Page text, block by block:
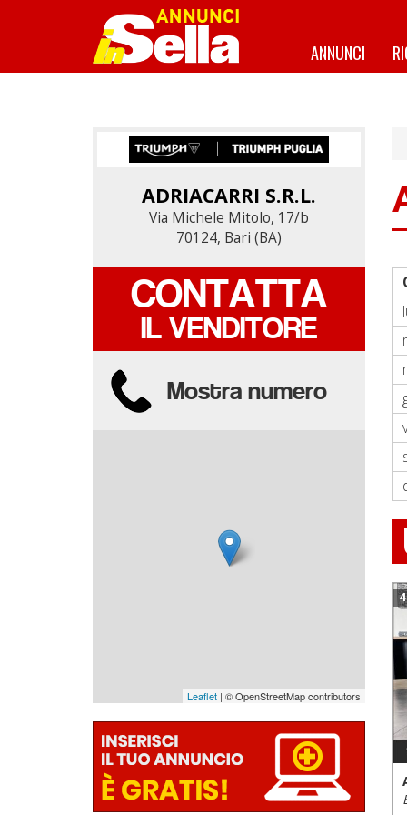
ANNUNCI
ADRIACARRI S.R.L.
Via Michele Mitolo, 17/b
70124, Bari (BA)
CONTATTA
IL VENDITORE
Mostra numero
Leaflet | © OpenStreetMap contributors
ADRIACARRI S.R.L.
Via Michele Mitolo, 17/b
70124, Bari (BA)
CONTATTA
IL VENDITORE
Mostra numero